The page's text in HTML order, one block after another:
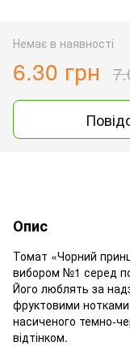
Немає в наявності
6.30 грн
Опис
Томат «Чорний
вибором №1 серед
Його люблять за
фруктовими нотками
насиченого темно-
відтінком.